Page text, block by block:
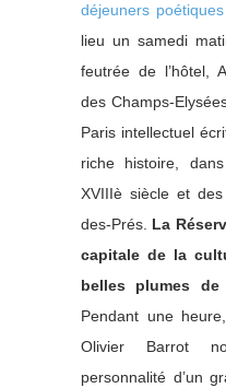
déjeuners
lieu un samedi
feutrée de l’hôtel,
des Champs-
Paris intellectuel
riche histoire,
XVIIIè siècle et
des-Prés. La
capitale de la
belles plumes
Pendant une
Olivier Barrot
personnalité d’un